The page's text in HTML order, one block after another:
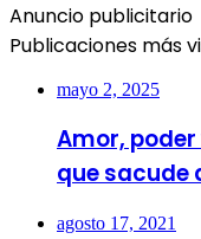
Anuncio publicitario
Publicaciones más
mayo 2, 2025
Amor,
que sacude
agosto 17, 2021